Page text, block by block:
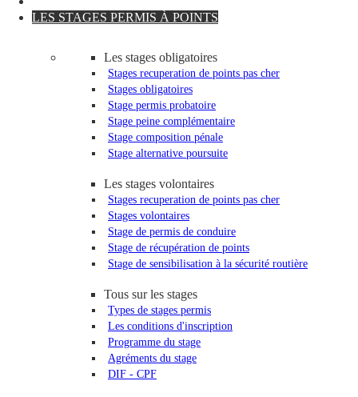
LES STAGES PERMIS À POINTS
Les stages obligatoires
Stages recuperation de points pas cher
Stages obligatoires
Stage permis probatoire
Stage peine complémentaire
Stage composition pénale
Stage alternative poursuite
Les stages volontaires
Stages recuperation de points pas cher
Stages volontaires
Stage de permis de conduire
Stage de récupération de points
Stage de sensibilisation à la sécurité routière
Tous sur les stages
Types de stages permis
Les conditions d'inscription
Programme du stage
Agréments du stage
DIF - CPF